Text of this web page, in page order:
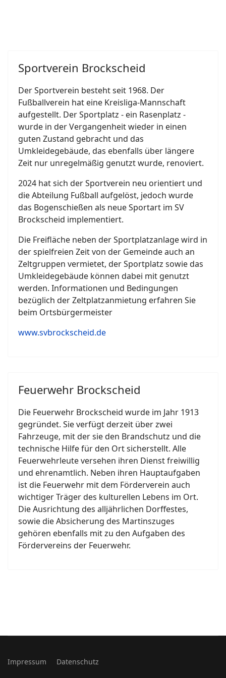
Sportverein Brockscheid
Der Sportverein besteht seit 1968. Der
Fußballverein hat eine Kreisliga-Mannschaft
aufgestellt. Der Sportplatz - ein Rasenplatz -
wurde in der Vergangenheit wieder in einen
guten Zustand gebracht und das
Umkleidegebäude, das ebenfalls über längere
Zeit nur unregelmäßig genutzt wurde, renoviert.
2024 hat sich der Sportverein neu orientiert und
die Abteilung Fußball aufgelöst, jedoch wurde
das Bogenschießen als neue Sportart im SV
Brockscheid implementiert.
Die Freifläche neben der Sportplatzanlage wird in
der spielfreien Zeit von der Gemeinde auch an
Zeltgruppen vermietet, der Sportplatz sowie das
Umkleidegebäude können dabei mit genutzt
werden. Informationen und Bedingungen
bezüglich der Zeltplatzanmietung erfahren Sie
beim Ortsbürgermeister
www.svbrockscheid.de
Feuerwehr Brockscheid
Die Feuerwehr Brockscheid wurde im Jahr 1913
gegründet. Sie verfügt derzeit über zwei
Fahrzeuge, mit der sie den Brandschutz und die
technische Hilfe für den Ort sicherstellt. Alle
Feuerwehrleute versehen ihren Dienst freiwillig
und ehrenamtlich. Neben ihren Hauptaufgaben
ist die Feuerwehr mit dem Förderverein auch
wichtiger Träger des kulturellen Lebens im Ort.
Die Ausrichtung des alljährlichen Dorffestes,
sowie die Absicherung des Martinszuges
gehören ebenfalls mit zu den Aufgaben des
Fördervereins der Feuerwehr.
Impressum Datenschutz